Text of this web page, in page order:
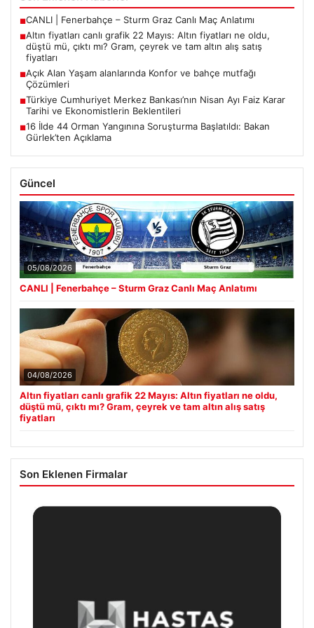
■CANLI | Fenerbahçe – Sturm Graz Canlı Maç Anlatımı
■Altın fiyatları canlı grafik 22 Mayıs: Altın fiyatları ne oldu,
düştü mü, çıktı mı? Gram, çeyrek ve tam altın alış satış
fiyatları
■Açık Alan Yaşam alanlarında Konfor ve bahçe mutfağı
Çözümleri
■Türkiye Cumhuriyet Merkez Bankası’nın Nisan Ayı Faiz Karar
Tarihi ve Ekonomistlerin Beklentileri
■16 İlde 44 Orman Yangınına Soruşturma Başlatıldı: Bakan
Gürlek’ten Açıklama
Güncel
05/08/2026
CANLI | Fenerbahçe – Sturm Graz Canlı Maç Anlatımı
04/08/2026
Altın fiyatları canlı grafik 22 Mayıs: Altın fiyatları ne oldu,
düştü mü, çıktı mı? Gram, çeyrek ve tam altın alış satış
fiyatları
Son Eklenen Firmalar